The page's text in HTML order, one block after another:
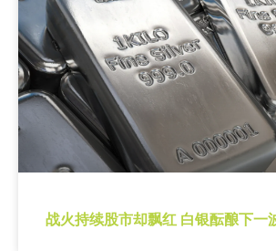
战火持续股市却飘红 白银酝酿下一